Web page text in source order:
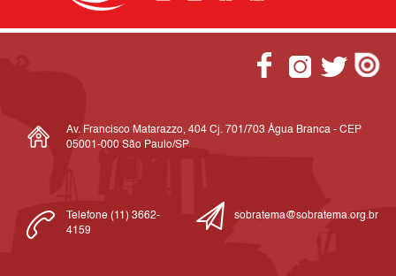
Av. Francisco Matarazzo, 404 Cj. 701/703 Água Branca - CEP
05001-000 São Paulo/SP
Telefone (11) 3662-
4159
sobratema@sobratema.org.br